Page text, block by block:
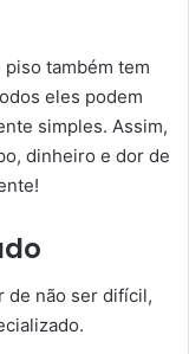
também tem
eles podem
simples. Assim,
dinheiro e dor de
de não ser difícil,